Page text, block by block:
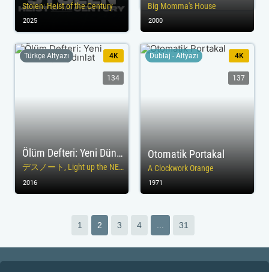
Stolen: Heist of the Century
2025
Big Momma's House
2000
Ölüm Defteri: Yeni Dünyayı Aydınlat
デスノート, Light up the NEW world
Türkçe Altyazı 4K
134
2016
Otomatik Portakal
A Clockwork Orange
Dublaj - Altyazı 4K
137
1971
1 2 3 4 31